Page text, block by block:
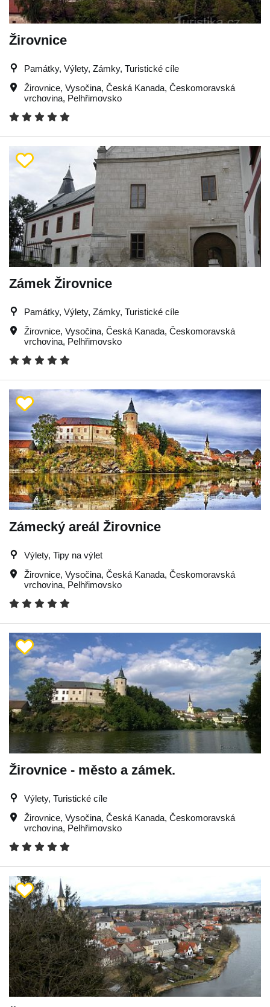
Žirovnice
Památky, Výlety, Zámky, Turistické cíle
Žirovnice, Vysočina, Česká Kanada, Českomoravská
vrchovina, Pelhřimovsko
Zámek Žirovnice
Památky, Výlety, Zámky, Turistické cíle
Žirovnice, Vysočina, Česká Kanada, Českomoravská
vrchovina, Pelhřimovsko
Zámecký areál Žirovnice
Výlety, Tipy na výlet
Žirovnice, Vysočina, Česká Kanada, Českomoravská
vrchovina, Pelhřimovsko
Žirovnice - město a zámek.
Výlety, Turistické cíle
Žirovnice, Vysočina, Česká Kanada, Českomoravská
vrchovina, Pelhřimovsko